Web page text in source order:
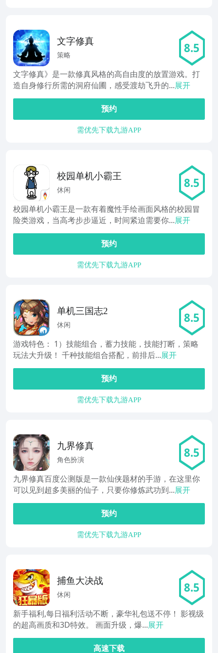
文字修真
策略 8.5
文字修真》是一款修真风格的高自由度的放置游戏。打
造自身修行所需的洞府仙圃，感受渡劫飞升的...展开
预约
需优先下载九游APP
校园单机小霸王
休闲 8.5
校园单机小霸王是一款有着魔性手绘画面风格的校园冒
险类游戏，当高考步步逼近，时间紧迫需要你...展开
预约
需优先下载九游APP
单机三国志2
休闲 8.5
游戏特色： 1）技能组合，蓄力技能，技能打断，策略
玩法大升级！ 千种技能组合搭配，前排后...展开
预约
需优先下载九游APP
九界修真
角色扮演 8.5
九界修真百度公测版是一款仙侠题材的手游，在这里你
可以见到超多美丽的仙子，只要你修炼武功到...展开
预约
需优先下载九游APP
捕鱼大决战
休闲 8.5
新手福利,每日福利活动不断，豪华礼包送不停！ 影视级
的超高画质和3D特效。 画面升级，爆...展开
高速下载